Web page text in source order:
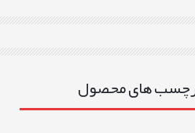
های محصول